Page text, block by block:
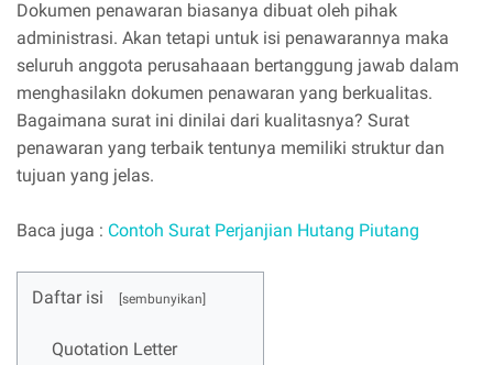
Dokumen penawaran biasanya dibuat oleh pihak
administrasi. Akan tetapi untuk isi penawarannya maka
seluruh anggota perusahaaan bertanggung jawab dalam
menghasilakn dokumen penawaran yang berkualitas.
Bagaimana surat ini dinilai dari kualitasnya? Surat
penawaran yang terbaik tentunya memiliki struktur dan
tujuan yang jelas.
Baca juga : Contoh Surat Perjanjian Hutang Piutang
Daftar isi
Quotation Letter